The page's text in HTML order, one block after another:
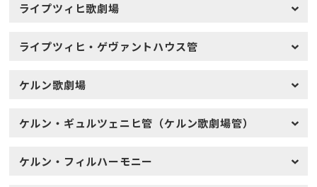
ライプツィヒ歌劇場
ライプツィヒ・ゲヴァントハウス管
ケルン歌劇場
ケルン・ギュルツェニヒ管（ケルン歌劇場管）
ケルン・フィルハーモニー